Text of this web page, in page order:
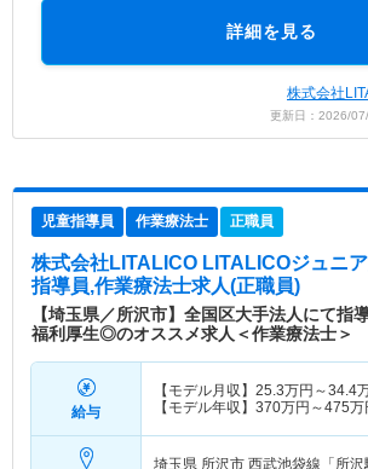
詳細を見る
株式会社
更新日：2026/
児童指導員 作業療法士 正職員
株式会社LITALICO LITALICOジュニ
指導員,作業療法士求人(正職員)
【埼玉県／所沢市】全国区大手法人にて指
福利厚生◎のオススメ求人＜作業療法士＞
給与
【モデル月収】 25.3万円～34.4
【モデル年収】 370万円～475万
埼玉県 所沢市 西武池袋線「所